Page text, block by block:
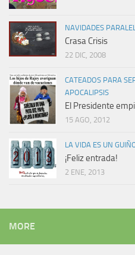
NAVIDADES
Crasa Crisis
22 DIC, 2008
CATEADOS PARA
APOCALIPSIS
El Presidente
15 AGO, 2012
LA VIDA ES UN
¡Feliz entrada!
2 ENE, 2013
MORE